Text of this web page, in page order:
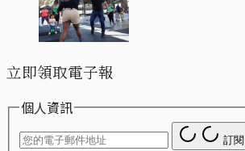
立即領取電子報
個人資訊
訂閱